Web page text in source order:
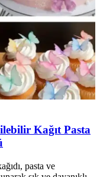
Kağıt Pasta
pasta ve